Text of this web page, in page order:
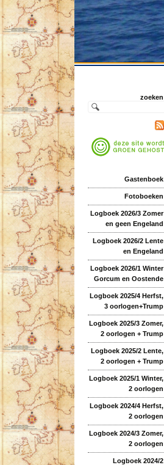
zoeken
Gastenboek
Fotoboeken
Logboek 2026/3 Zomer
en geen Engeland
Logboek 2026/2 Lente
en Engeland
Logboek 2026/1 Winter
Gorcum en Oostende
Logboek 2025/4 Herfst,
3 oorlogen+Trump
Logboek 2025/3 Zomer,
2 oorlogen + Trump
Logboek 2025/2 Lente,
2 oorlogen + Trump
Logboek 2025/1 Winter,
2 oorlogen
Logboek 2024/4 Herfst,
2 oorlogen
Logboek 2024/3 Zomer,
2 oorlogen
Logboek 2024/2